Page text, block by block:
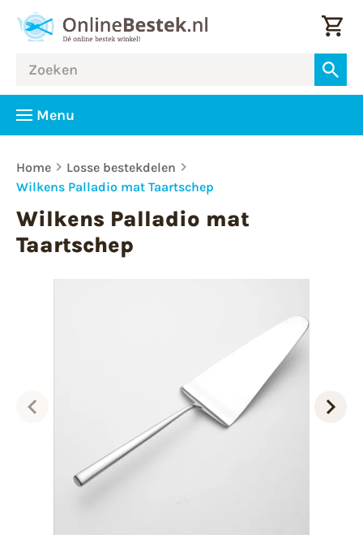
Menu
Home
Losse bestekdelen
Wilkens Palladio mat Taartschep
Wilkens Palladio mat
Taartschep